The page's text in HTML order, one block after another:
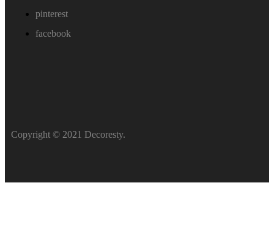
pinterest
facebook
Copyright © 2021 Decoresty.